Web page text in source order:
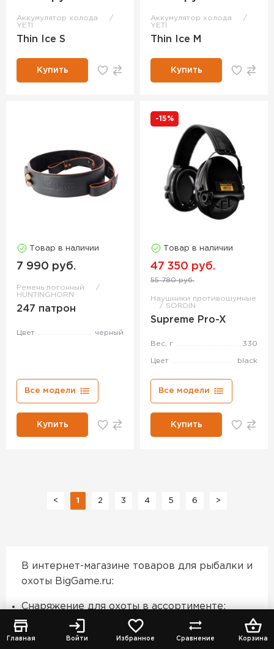
Главная Войти Избранное Сравнение Корзина
Аккумулятор холода
YETI
Thin Ice S
Купить
Аккумулятор холода
YETI
Thin Ice M
Купить
Товар в наличии
7 990 руб.
Ремень погонный
HUNTINGHORN
247 патрон
Цвет черный
Все модели
Купить
-15%
Товар в наличии
47 350 руб.
55 780 руб.
Наушники противошумные
SORDIN
Supreme Pro-X
Вес, г 330
Цвет black
Все модели
Купить
< 1 2 3 4 5 6 >
В интернет-магазине товаров для рыбалки и
охоты BigGame.ru:
Снаряжение для охоты в ассортименте:
моделей доступно – 275
Доставка в Челябинске и по всей России,